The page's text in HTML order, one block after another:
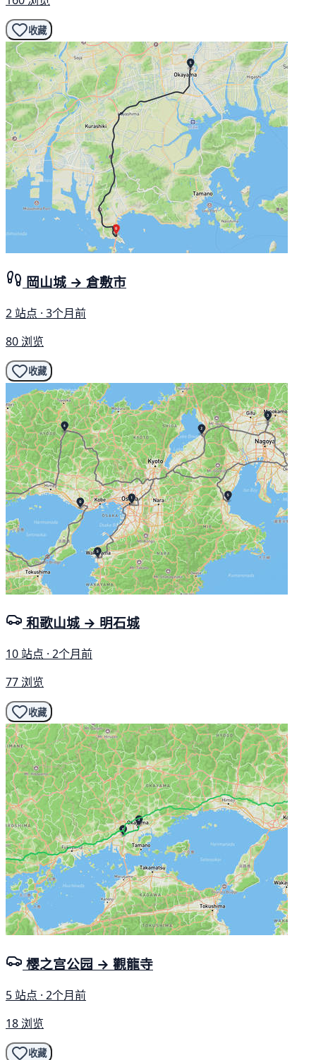
收藏
岡山城 → 倉敷市
2 站点 · 3个月前
80 浏览
收藏
和歌山城 → 明石城
10 站点 · 2个月前
77 浏览
收藏
樱之宫公园 → 觀龍寺
5 站点 · 2个月前
18 浏览
收藏